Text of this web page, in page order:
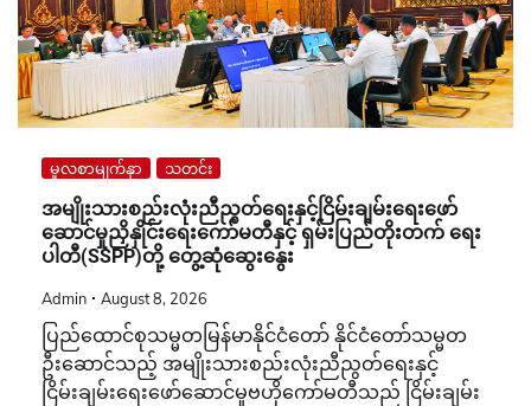
မူလစာမျက်နှာ သတင်း
အမျိုးသားစည်းလုံးညီညွတ်ရေးနှင့်ငြိမ်းချမ်းရေးဖော်
ဆောင်မှုညှိနှိုင်းရေးကော်မတီနှင့် ရှမ်းပြည်တိုးတက် ရေး
ပါတီ(SSPP)တို့ တွေ့ဆုံဆွေးနွေး
Admin August 8, 2026
ပြည်ထောင်စုသမ္မတမြန်မာနိုင်ငံတော် နိုင်ငံတော်သမ္မတ
ဦးဆောင်သည့် အမျိုးသားစည်းလုံးညီညွတ်ရေးနှင့်
ငြိမ်းချမ်းရေးဖော်ဆောင်မှုဗဟိုကော်မတီသည် ငြိမ်းချမ်း